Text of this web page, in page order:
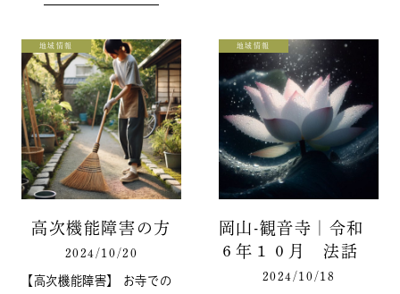
地域情報
高次機能障害の方
2024/10/20
【高次機能障害】 お寺での
地域情報
岡山-観音寺｜令和
６年１０月 法話
2024/10/18